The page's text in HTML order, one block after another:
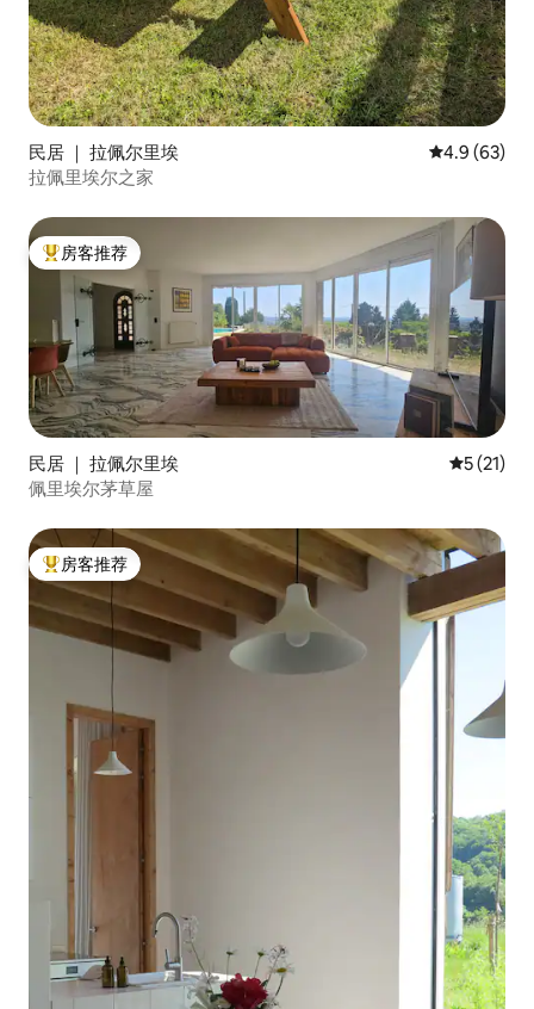
民居 ｜ 拉佩尔里埃 平均评分
4.9 (63)
拉佩里埃尔之家
热门「房客推荐」
房客推荐
民居 ｜ 拉佩尔里埃 平均评分
5 (21)
佩里埃尔茅草屋
热门「房客推荐」
房客推荐